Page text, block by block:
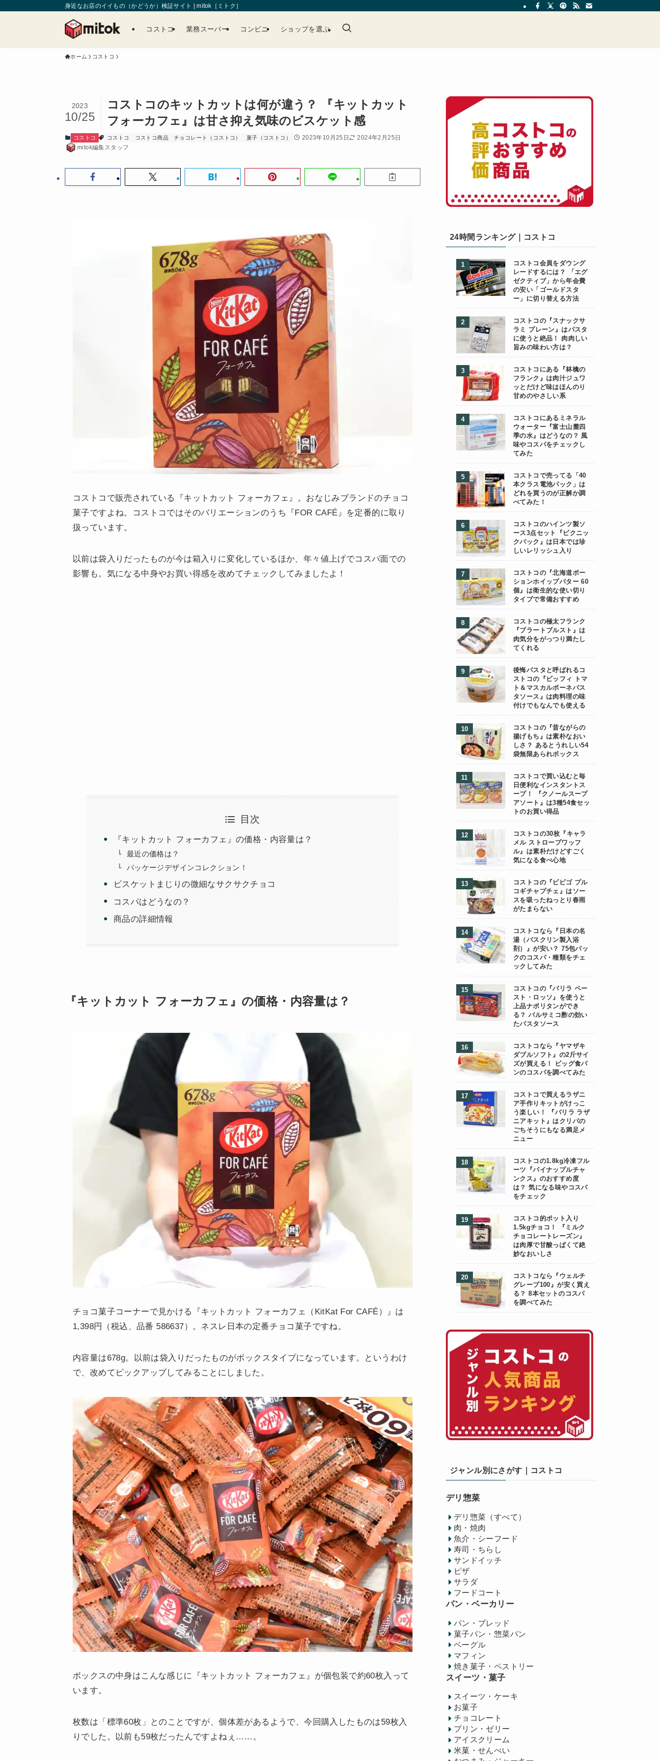
身近なお店のイイもの（かどうか）検証サイト | mitok［ミトク］
コストコ 業務スーパー コンビニ ショップを選ぶ
ホーム コストコ
コストコのキットカットは何が違う？ 『キットカット
フォーカフェ』は甘さ抑え気味のビスケット感
2023
10/25
コストコ コストコ コストコ商品 チョコレート（コストコ） 菓子（コストコ） 2023年10月25日
2024年2月25日
mitok編集スタッフ
コストコで販売されている『キットカット フォーカフェ』。おなじみブランドのチョコ
菓子ですよね。コストコではそのバリエーションのうち『FOR CAFÉ』を定番的に取り
扱っています。
以前は袋入りだったものが今は箱入りに変化しているほか、年々値上げでコスパ面での
影響も。気になる中身やお買い得感を改めてチェックしてみましたよ！
目次
『キットカット フォーカフェ』の価格・内容量は？
最近の価格は？
パッケージデザインコレクション！
ビスケットまじりの微細なサクサクチョコ
コスパはどうなの？
商品の詳細情報
『キットカット フォーカフェ』の価格・内容量は？
チョコ菓子コーナーで見かける『キットカット フォーカフェ（KitKat For CAFÉ）』は
1,398円（税込、品番 586637）。ネスレ日本の定番チョコ菓子ですね。
内容量は678g。以前は袋入りだったものがボックスタイプになっています。というわけ
で、改めてピックアップしてみることにしました。
ボックスの中身はこんな感じに『キットカット フォーカフェ』が個包装で約60枚入って
います。
枚数は「標準60枚」とのことですが、個体差があるようで、今回購入したものは59枚入
りでした。以前も59枚だったんですよねぇ……。
24時間ランキング｜コストコ
コストコ会員をダウング
レードするには？ 「エグ
ゼクティブ」から年会費
の安い「ゴールドスタ
ー」に切り替える方法
コストコの『スナックサ
ラミ プレーン』はパスタ
に使うと絶品！ 肉肉しい
旨みの味わい方は？
コストコにある『林檎の
フランク』は肉汁ジュワ
ッとだけど味はほんのり
甘めのやさしい系
コストコにあるミネラル
ウォーター『富士山麓四
季の水』はどうなの？ 風
味やコスパをチェックし
てみた
コストコで売ってる「40
本クラス電池パック」は
どれを買うのが正解か調
べてみた！
コストコのハインツ製ソ
ース3点セット『ピクニッ
クパック』は日本では珍
しいレリッシュ入り
コストコの『北海道ポー
ションホイップバター 60
個』は衛生的な使い切り
タイプで常備おすすめ
コストコの極太フランク
『ブラートブルスト』は
肉気分をがっつり満たし
てくれる
後悔パスタと呼ばれるコ
ストコの『ビッフィ トマ
ト＆マスカルポーネパス
タソース』は肉料理の味
付けでもなんでも使える
コストコの『昔ながらの
揚げもち』は素朴なおい
しさ？ あるとうれしい54
袋無限あられボックス
コストコで買い込むと毎
日便利なインスタントス
ープ！ 『クノールスープ
アソート』は3種54食セッ
トのお買い得品
コストコの30枚『キャラ
メル ストロープワッフ
ル』は素朴だけどすごく
気になる食べ心地
コストコの『ビビゴ プル
コギチャプチェ』はソー
スを吸ったねっとり春雨
がたまらない
コストコなら『日本の名
湯（バスクリン製入浴
剤）』が安い？ 75包パッ
クのコスパ・種類をチェ
ックしてみた
コストコの『バリラ ペー
スト・ロッソ』を使うと
上品ナポリタンができ
る？ バルサミコ酢の効い
たパスタソース
コストコなら『ヤマザキ
ダブルソフト』の2斤サイ
ズが買える！ ビッグ食パ
ンのコスパを調べてみた
コストコで買えるラザニ
ア手作りキットがけっこ
う楽しい！ 『バリラ ラザ
ニアキット』はクリパの
ごちそうにもなる満足メ
ニュー
コストコの1.8kg冷凍フル
ーツ『パイナップルチャ
ンクス』のおすすめ度
は？ 気になる味やコスパ
をチェック
コストコ的ポット入り
1.5kgチョコ！ 『ミルク
チョコレートレーズン』
は肉厚で甘酸っぱくて絶
妙なおいしさ
コストコなら『ウェルチ
グレープ100』が安く買え
る？ 8本セットのコスパ
を調べてみた
ジャンル別にさがす｜コストコ
デリ惣菜
デリ惣菜（すべて）
肉・焼肉
魚介・シーフード
寿司・ちらし
サンドイッチ
ピザ
サラダ
フードコート
パン・ベーカリー
パン・ブレッド
菓子パン・惣菜パン
ベーグル
マフィン
焼き菓子・ペストリー
スイーツ・菓子
スイーツ・ケーキ
お菓子
チョコレート
プリン・ゼリー
アイスクリーム
米菓・せんべい